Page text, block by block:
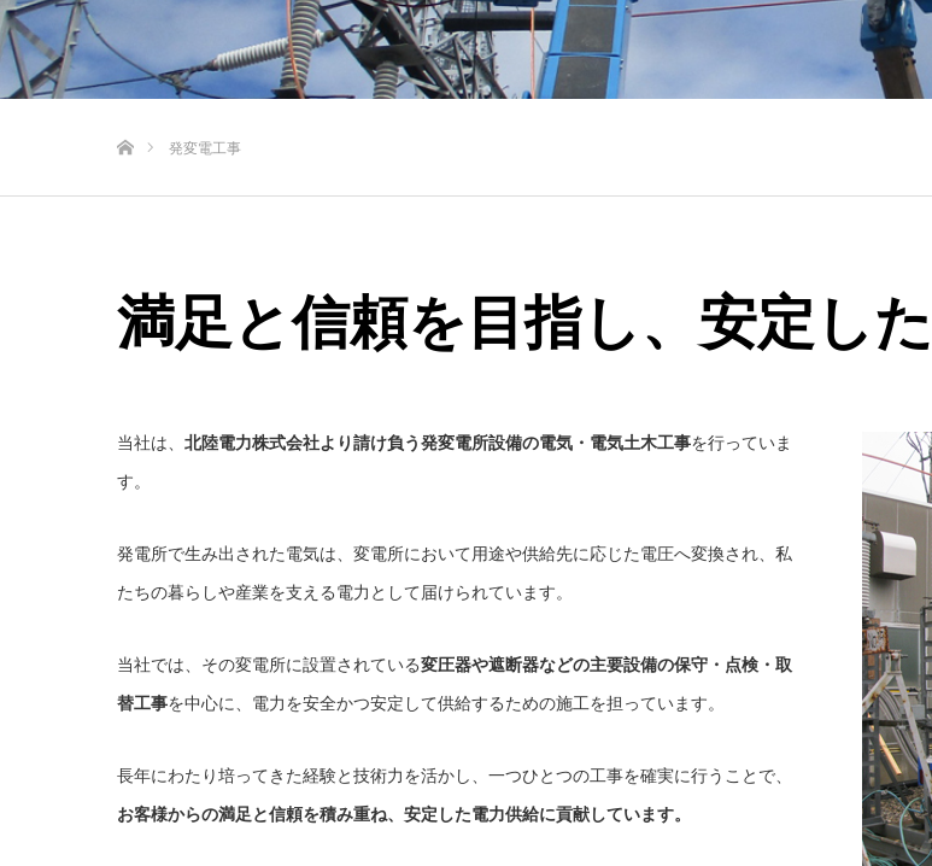
発変電工事
満足と信頼を目指し、安定し
当社は、 北陸電力株式会社より請け負う発変電所設備の電気・電気土木工事を行っていま
す。
発電所で生み出された電気は、変電所において用途や供給先に応じた電圧へ変換され、私
たちの暮らしや産業を支える電力として届けられています。
当社では、その変電所に設置されている変圧器や遮断器などの主要設備の保守・点検・取
替工事を中心に、電力を安全かつ安定して供給するための施工を担っています。
長年にわたり培ってきた経験と技術力を活かし、一つひとつの工事を確実に行うことで、
お客様からの満足と信頼を積み重ね、安定した電力供給に貢献しています。